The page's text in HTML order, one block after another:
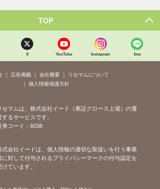
TOP
X YouTube Instagram line
広告掲載 会社概要
リセマムについて
個人情報保護方針
セマムは、株式会社イード（東証グロース上場）の運
するサービスです。
券コード：6038
式会社イードは、個人情報の適切な取扱いを行う事業
に対して付与されるプライバシーマークの付与認定を
けています。